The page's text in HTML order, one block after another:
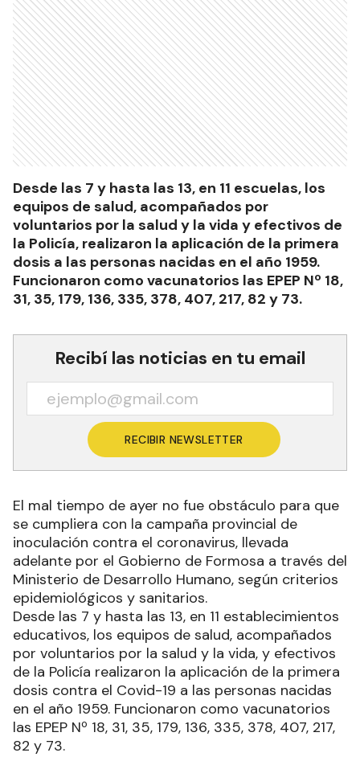
Desde las 7 y hasta las 13, en 11 escuelas, los
equipos de salud, acompañados por
voluntarios por la salud y la vida y efectivos de
la Policía, realizaron la aplicación de la primera
dosis a las personas nacidas en el año 1959.
Funcionaron como vacunatorios las EPEP Nº 18,
31, 35, 179, 136, 335, 378, 407, 217, 82 y 73.
Recibí las noticias en tu email
RECIBIR NEWSLETTER
El mal tiempo de ayer no fue obstáculo para que
se cumpliera con la campaña provincial de
inoculación contra el coronavirus, llevada
adelante por el Gobierno de Formosa a través del
Ministerio de Desarrollo Humano, según criterios
epidemiológicos y sanitarios.
Desde las 7 y hasta las 13, en 11 establecimientos
educativos, los equipos de salud, acompañados
por voluntarios por la salud y la vida, y efectivos
de la Policía realizaron la aplicación de la primera
dosis contra el Covid-19 a las personas nacidas
en el año 1959. Funcionaron como vacunatorios
las EPEP Nº 18, 31, 35, 179, 136, 335, 378, 407, 217,
82 y 73.